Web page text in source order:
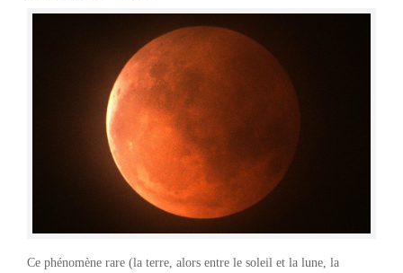
Ce phénomène rare (la terre, alors entre le soleil et la lune, la